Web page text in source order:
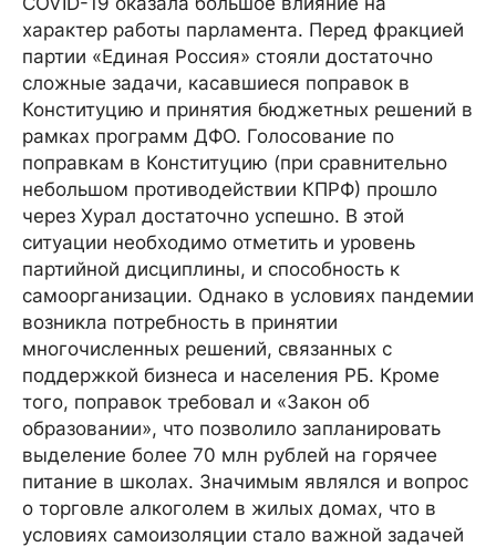
характер работы парламента. Перед фракцией
партии «Единая Россия» стояли достаточно
сложные задачи, касавшиеся поправок в
Конституцию и принятия бюджетных решений в
рамках программ ДФО. Голосование по
поправкам в Конституцию (при сравнительно
небольшом противодействии КПРФ) прошло
через Хурал достаточно успешно. В этой
ситуации необходимо отметить и уровень
партийной дисциплины, и способность к
самоорганизации. Однако в условиях пандемии
возникла потребность в принятии
многочисленных решений, связанных с
поддержкой бизнеса и населения РБ. Кроме
того, поправок требовал и «Закон об
образовании», что позволило запланировать
выделение более 70 млн рублей на горячее
питание в школах. Значимым являлся и вопрос
о торговле алкоголем в жилых домах, что в
условиях самоизоляции стало важной задачей